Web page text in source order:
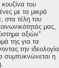
του
με τα μικρά
στα τέλη του
μας,
αξιών''
της για τα
την ιδεολογία
συμπυκνώνεται η